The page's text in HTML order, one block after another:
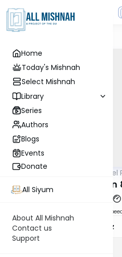
Home
Today's Mishnah
Select Mishnah
Library
Series
Authors
Blogs
Events
Donate
All Siyum
About All Mishnah
Contact us
Support
Rabbi
Eruvin
Rabbi Joel Padowitz